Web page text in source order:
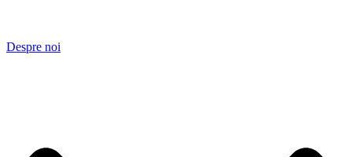
Despre noi